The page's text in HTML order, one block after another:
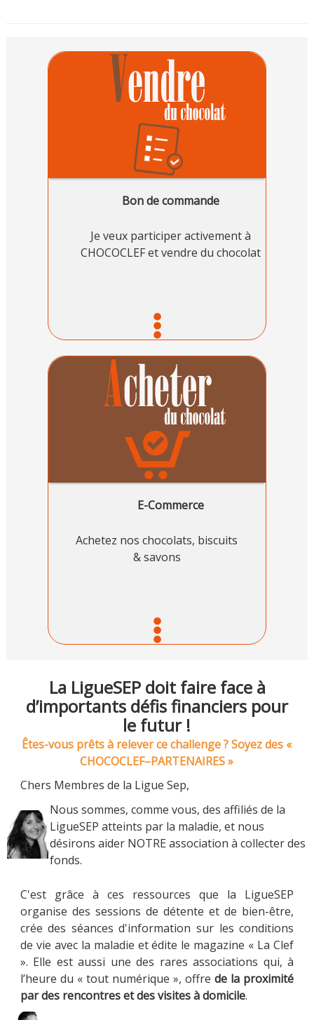
Bon de commande
Je veux participer activement à
CHOCOCLEF et vendre du chocolat
E-Commerce
Achetez nos chocolats, biscuits
& savons
La LigueSEP doit faire face à
d’importants défis financiers pour
le futur !
Êtes-vous prêts à relever ce challenge ? Soyez des «
CHOCOCLEF–PARTENAIRES »
Chers Membres de la Ligue Sep,
Nous sommes, comme vous, des affiliés de la
LigueSEP atteints par la maladie, et nous
désirons aider NOTRE association à collecter des
fonds.
C'est grâce à ces ressources que la LigueSEP
organise des sessions de détente et de bien-être,
crée des séances d'information sur les conditions
de vie avec la maladie et édite le magazine « La Clef
». Elle est aussi une des rares associations qui, à
l’heure du « tout numérique », offrede la proximité
par des rencontres et des visites à domicile.